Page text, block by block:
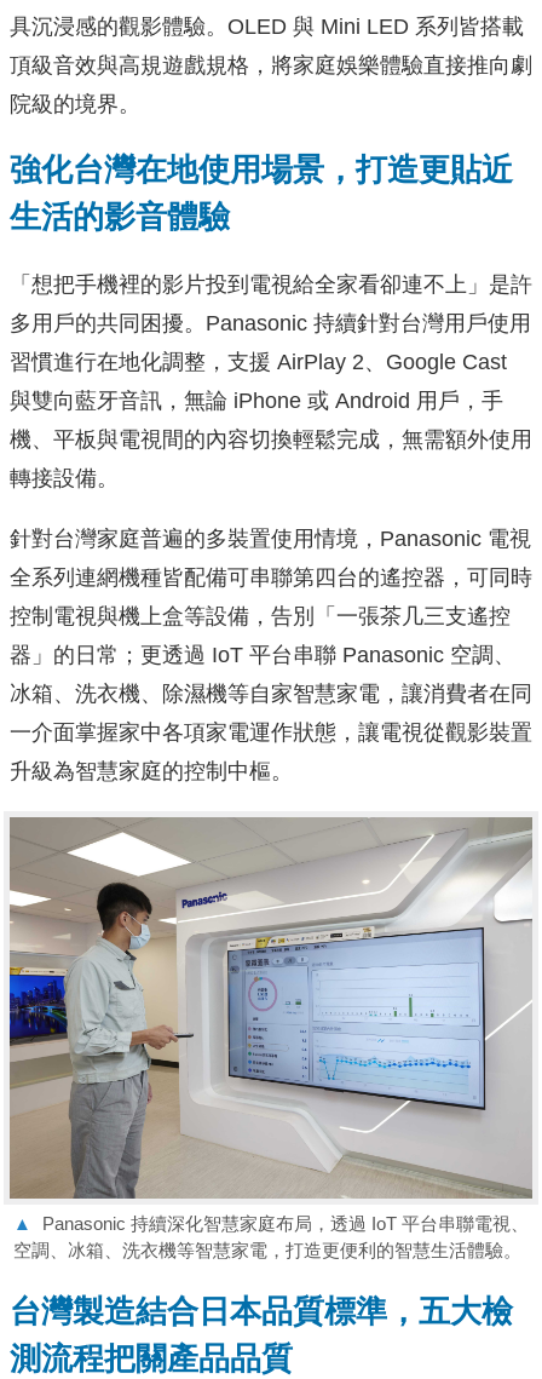
具沉浸感的觀影體驗。OLED 與 Mini LED 系列皆搭載
頂級音效與高規遊戲規格，將家庭娛樂體驗直接推向劇
院級的境界。
強化台灣在地使用場景，打造更貼近
生活的影音體驗
「想把手機裡的影片投到電視給全家看卻連不上」是許
多用戶的共同困擾。Panasonic 持續針對台灣用戶使用
習慣進行在地化調整，支援 AirPlay 2、Google Cast
與雙向藍牙音訊，無論 iPhone 或 Android 用戶，手
機、平板與電視間的內容切換輕鬆完成，無需額外使用
轉接設備。
針對台灣家庭普遍的多裝置使用情境，Panasonic 電視
全系列連網機種皆配備可串聯第四台的遙控器，可同時
控制電視與機上盒等設備，告別「一張茶几三支遙控
器」的日常；更透過 IoT 平台串聯 Panasonic 空調、
冰箱、洗衣機、除濕機等自家智慧家電，讓消費者在同
一介面掌握家中各項家電運作狀態，讓電視從觀影裝置
升級為智慧家庭的控制中樞。
▲
Panasonic 持續深化智慧家庭布局，透過 IoT 平台串聯電視、
空調、冰箱、洗衣機等智慧家電，打造更便利的智慧生活體驗。
台灣製造結合日本品質標準，五大檢
測流程把關產品品質